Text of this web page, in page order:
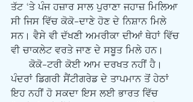
ਤੱਟ ‘ਤੇ ਪੰਜ ਹਜ਼ਾਰ ਸਾਲ ਪੁਰਾਣਾ ਜਹਾਜ਼ ਮਿਲਿਆ
ਸੀ ਜਿਸ ਵਿੱਚ ਕੋਕੋ-ਦਾਣੇ ਹੋਣ ਦੇ ਨਿਸ਼ਾਨ ਮਿਲੇ
ਸਨ। ਵੈਸੇ ਵੀ ਦੱਖਣੀ ਅਮਰੀਕਾ ਦੀਆਂ ਥੇਹਾਂ ਵਿੱਚ
ਵੀ ਚਾਕਲੇਟ ਵਰਤੇ ਜਾਣ ਦੇ ਸਬੂਤ ਮਿਲੇ ਹਨ।
ਪੰਦਰਾਂ ਡਿਗਰੀ ਸੈਂਟੀਗਰੇਡ ਦੇ ਤਾਪਮਾਨ ਤੋਂ ਹੇਠਾਂ
ਇਹ ਨਹੀਂ ਹੋ ਸਕਦਾ ਇਸ ਲਈ ਭਾਰਤ ਵਿੱਚ